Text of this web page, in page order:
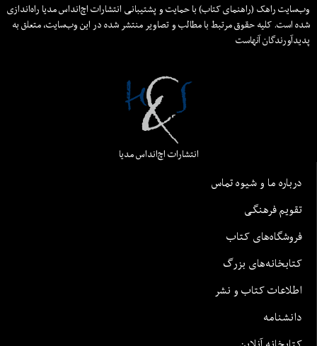
وب‌سایت راهک (راهنمای کتاب) با حمایت و پشتیبانی انتشارات اچ‌اند‌اس مدیا راه‌اندازی
شده است. کلیه حقوق مرتبط با مطالب و تصاویر منتشر شده در این وب‌سایت، متعلق به
پدیدآورندگان آنهاست
انتشارات اچ‌اند‌اس مدیا
درباره ما و شیوه تماس
تقویم فرهنگی
فروشگاه‌های کتاب
کتابخانه‌های بزرگ
اطلاعات کتاب و نشر
دانشنامه